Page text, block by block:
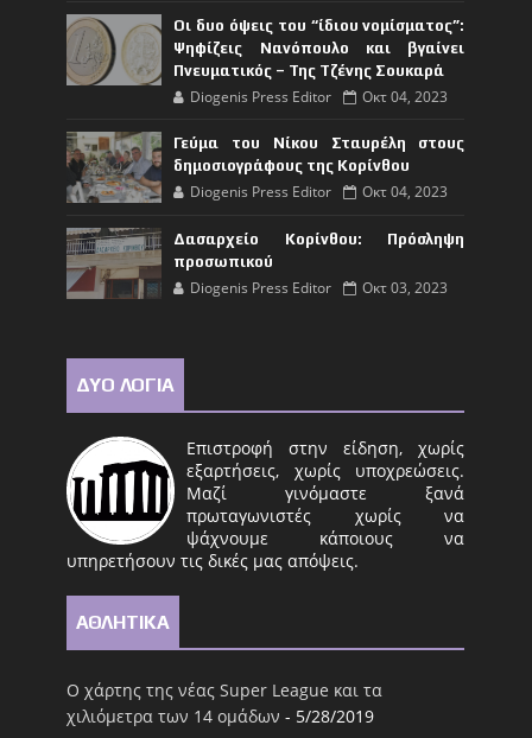
Οι δυο όψεις του “ίδιου νομίσματος”:
Ψηφίζεις Νανόπουλο και βγαίνει
Πνευματικός – Της Τζένης Σουκαρά
Diogenis Press Editor Οκτ 04, 2023
Γεύμα του Νίκου Σταυρέλη στους
δημοσιογράφους της Κορίνθου
Diogenis Press Editor Οκτ 04, 2023
Δασαρχείο Κορίνθου: Πρόσληψη
προσωπικού
Diogenis Press Editor Οκτ 03, 2023
ΔΥΟ ΛΟΓΙΑ
Επιστροφή στην είδηση, χωρίς
εξαρτήσεις, χωρίς υποχρεώσεις.
Μαζί γινόμαστε ξανά
πρωταγωνιστές χωρίς να
ψάχνουμε κάποιους να
υπηρετήσουν τις δικές μας απόψεις.
ΑΘΛΗΤΙΚΑ
Ο χάρτης της νέας Super League και τα
χιλιόμετρα των 14 ομάδων - 5/28/2019